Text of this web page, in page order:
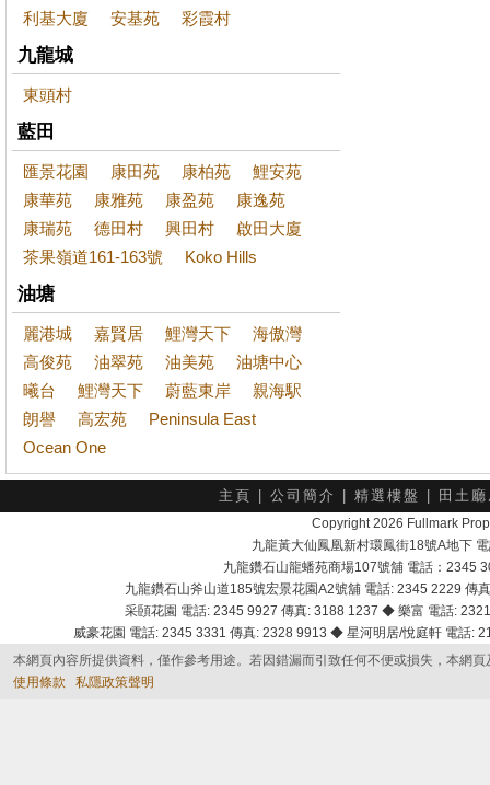
利基大廈 安基苑 彩霞村
九龍城
東頭村
藍田
匯景花園 康田苑 康柏苑
鯉安苑
康華苑
康雅苑 康盈苑
康逸苑
康瑞苑
德田村 興田村
啟田大廈
茶果嶺道161-163號
Koko Hills
油塘
麗港城 嘉賢居 鯉灣天下
海傲灣
高俊苑
油翠苑 油美苑
油塘中心
曦台
鯉灣天下 蔚藍東岸
親海駅
朗譽
高宏苑
Peninsula East
Ocean One
主頁 公司簡介 精選樓盤 田土
Copyright 2026 Fullmark
九龍黃大仙鳳凰新村環鳳街18號A地下
九龍鑽石山龍蟠苑商場107號舖 電話：2345
九龍鑽石山斧山道185號宏景花園A2號舖 電話: 2345 2229
采頣花園 電話: 2345 9927 傳真: 3188 1237 ◆ 樂富 電話:
威豪花園 電話: 2345 3331 傳真: 2328 9913 ◆ 星河明居/悅庭軒 電話
本網頁內容所提供資料，僅作參考用途。若因錯漏而引致任何不便或損失，本網
使用條款
私隱政策聲明